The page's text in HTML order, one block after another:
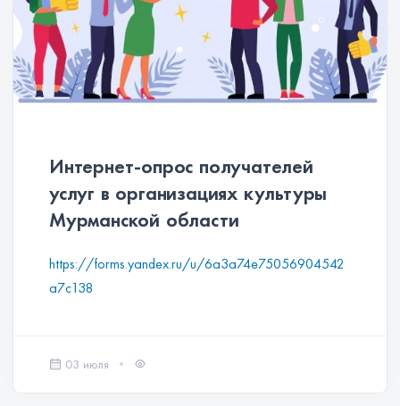
Интернет-опрос получателей
услуг в организациях культуры
Мурманской области
https://forms.yandex.ru/u/6a3a74e75056904542
a7c138
03 июля